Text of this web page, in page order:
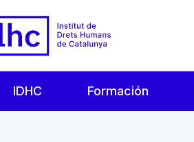
IDHC Formación